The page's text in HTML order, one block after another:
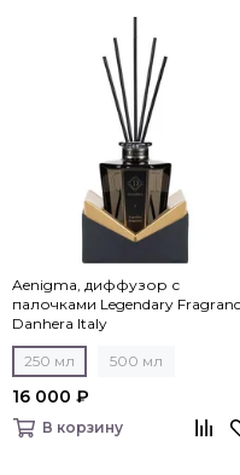
Aenigma, диффузор с
палочками Legendary
Danhera Italy
250 мл 500 мл
16 000 ₽
В корзину